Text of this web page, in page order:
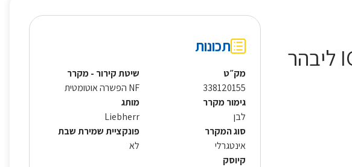
מקרר אינטגרלי מקפיא תחתון 283 ליטר דגם ICNd 5123 ליבהר
תכונות
מק״ט
338120155
שיטת קירור - מקרר
NF הפשרה אוטומטית
גימור מקרר
לבן
מותג
Liebherr
סוג המקרר
אינטגרלי
פונקציית שמירת שבת
לא
קיוסק